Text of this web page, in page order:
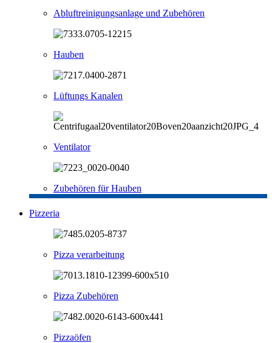
Abluftreinigungsanlage und Zubehören
Hauben
Lüftungs Kanalen
Ventilator
Zubehören für Hauben
Pizzeria
Pizza verarbeitung
Pizza Zubehören
Pizzaöfen